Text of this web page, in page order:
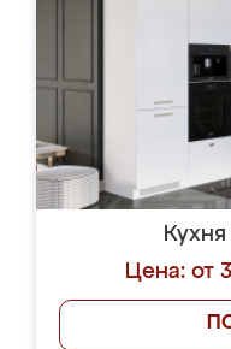
Цена: от